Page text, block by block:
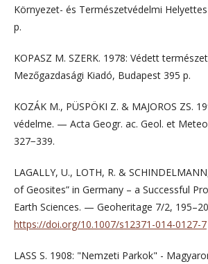
Környezet- és Természetvédelmi
p.
KOPASZ M. SZERK. 1978: Védett
Mezőgazdasági Kiadó, Budapest 395 p.
KOZÁK M., PÜSPÖKI Z. & MAJOROS ZS.
védelme. — Acta Geogr. ac. Geol. et
327−339.
LAGALLY, U., LOTH, R. &
of Geosites” in Germany – a Successful
Earth Sciences. — Geoheritage 7/2,
https://doi.org/10.1007/s12371-014-0127-7
LASS S. 1908: "Nemzeti Parkok" -